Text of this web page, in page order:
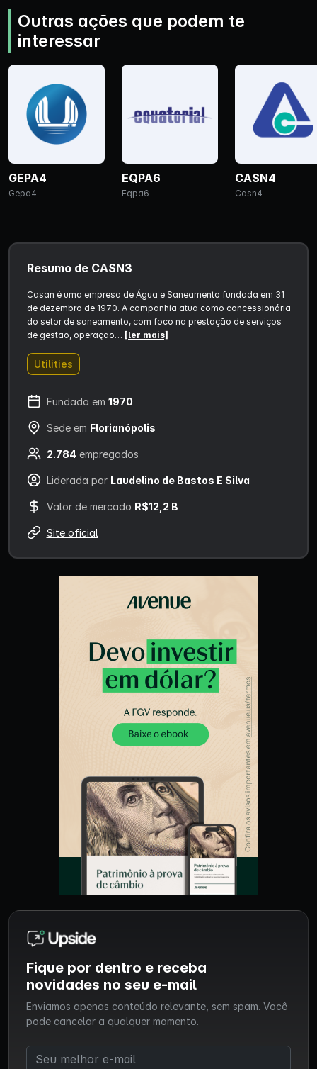
Outras ações que podem te
interessar
GEPA4
Gepa4
EQPA6
Eqpa6
CASN4
Casn4
Resumo de CASN3
Casan é uma empresa de Água e Saneamento fundada em 31
de dezembro de 1970. A companhia atua como concessionária
do setor de saneamento, com foco na prestação de serviços
de gestão, operação… [ler mais]
Utilities
Fundada em 1970
Sede em Florianópolis
2.784 empregados
Liderada por Laudelino de Bastos E Silva
Valor de mercado R$12,2 B
Site oficial
Fique por dentro e receba
novidades no seu e-mail
Enviamos apenas conteúdo relevante, sem spam. Você
pode cancelar a qualquer momento.